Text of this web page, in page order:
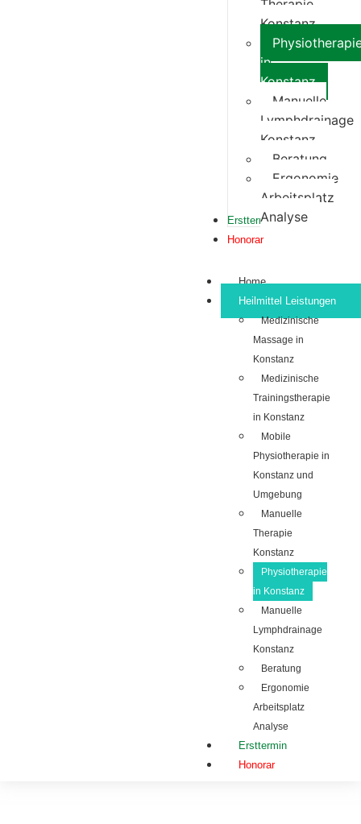
Therapie
Konstanz
in
Konstanz
Manuelle
Lymphdrainage
Konstanz
Beratung
Ergonomie
Arbeitsplatz
Analyse
Ersttermin
Honorar
Home
Heilmittel Leistungen
Medizinische
Massage in
Konstanz
Medizinische
Trainingstherapie
in Konstanz
Mobile
Physiotherapie in
Konstanz und
Umgebung
Manuelle
Therapie
Konstanz
Physiotherapie
in Konstanz
Manuelle
Lymphdrainage
Konstanz
Beratung
Ergonomie
Arbeitsplatz
Analyse
Ersttermin
Honorar